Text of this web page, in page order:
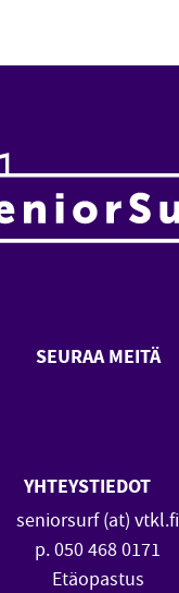
SEURAA MEITÄ
YHTEYSTIEDOT
seniorsurf (at) vtkl.fi
p. 050 468 0171
Etäopastus